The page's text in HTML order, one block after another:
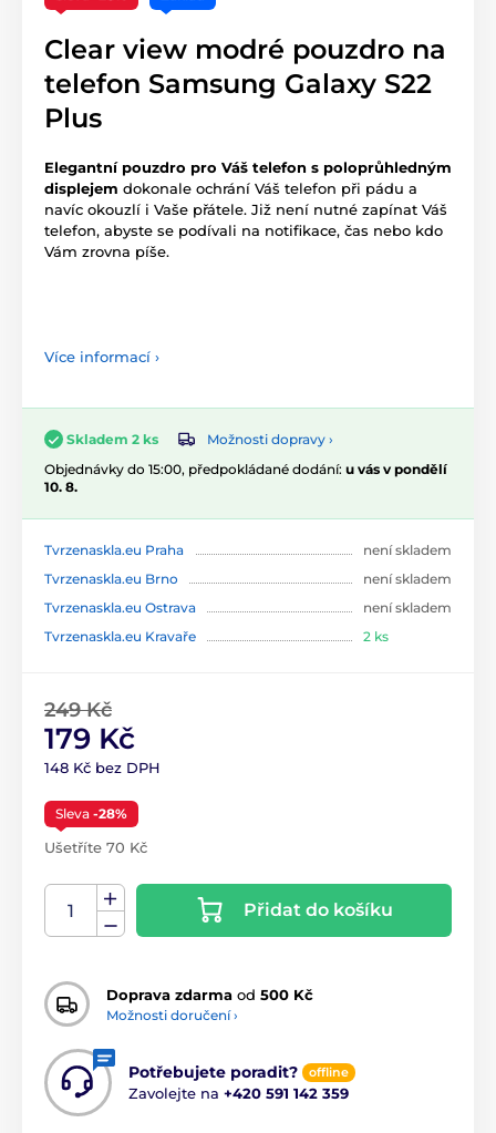
Clear view modré pouzdro na
telefon Samsung Galaxy S22
Plus
Elegantní pouzdro pro Váš telefon s poloprůhledným
displejem dokonale ochrání Váš telefon při pádu a
navíc okouzlí i Vaše přátele. Již není nutné zapínat Váš
telefon, abyste se podívali na notifikace, čas nebo kdo
Vám zrovna píše.
Více informací ›
Skladem 2 ks
Možnosti dopravy ›
Objednávky do 15:00, předpokládané dodání: u vás v pondělí
10. 8.
Tvrzenaskla.eu Praha
není skladem
Tvrzenaskla.eu Brno
není skladem
Tvrzenaskla.eu Ostrava
není skladem
Tvrzenaskla.eu Kravaře
2 ks
249 Kč
179 Kč
148 Kč bez DPH
Sleva -28%
Ušetříte 70 Kč
Přidat do košíku
Doprava zdarma od 500 Kč
Možnosti doručení ›
Potřebujete poradit? offline
Zavolejte na +420 591 142 359